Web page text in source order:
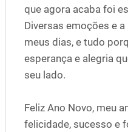
que agora acaba foi
Diversas emoções e
meus dias, e tudo
esperança e alegria
seu lado.
Feliz Ano Novo, meu
felicidade, sucesso e